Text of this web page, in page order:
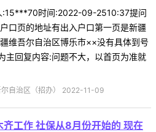
:15***70时间:2022-09-2510:37提问
口页的地址有出入户口第一页是新疆
维吾尔自治区博乐市××没有具体到号
主回复内容:问题不大，以首页为准就
尔自治区（招办） 2022-11-09
工作 社保从8月份开始的 现在